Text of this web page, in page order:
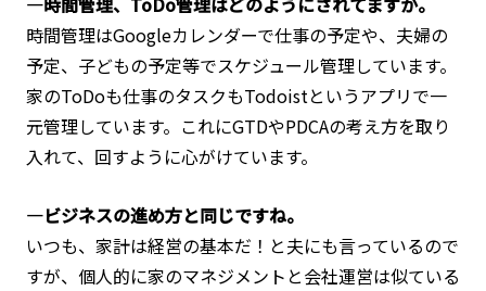
時間管理はGoogleカレンダーで仕事の予定や、夫婦の
予定、子どもの予定等でスケジュール管理しています。
家のToDoも仕事のタスクもTodoistというアプリで一
元管理しています。これにGTDやPDCAの考え方を取り
入れて、回すように心がけています。
―ビジネスの進め方と同じですね。
いつも、家計は経営の基本だ！と夫にも言っているので
すが、個人的に家のマネジメントと会社運営は似ている